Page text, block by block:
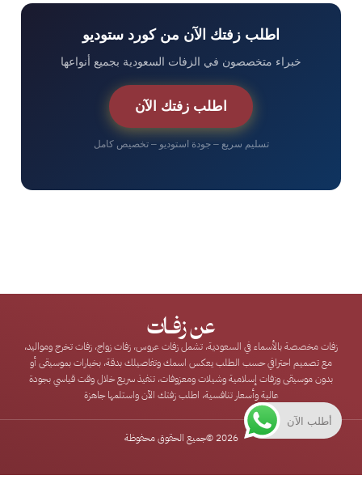
اطلب زفتك الآن من كورد ستوديو
خبراء متخصصون في الزفات السعودية بجميع أنواعها
اطلب زفتك الآن
تسليم سريع – جودة استوديو – تخصيص كامل
عن زفـات
زفات مخصصة بالأسماء في السعودية، تشمل زفات عروس، زفات زواج، زفات تخرج ومواليد،
مع تصميم احترافي حسب الطلب يعكس اسمك وتفاصيلك بدقة، بخيارات بموسيقى أو
بدون موسيقى وزفات إسلامية وشيلات ومعزوفات، تنفيذ سريع خلال وقت قياسي بجودة
عالية وأسعار تنافسية، اطلب زفتك الآن واستلمها جاهزة
2026 © جميع الحقوق محفوظة
أطلب الآن